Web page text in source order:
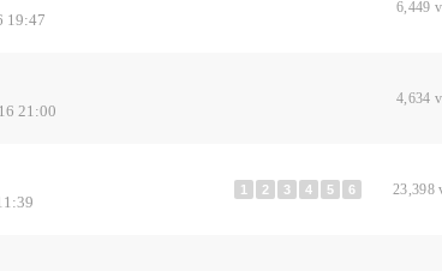
19:47
6,449
21:00
4,634
1 2 3 4 5 6 23,398